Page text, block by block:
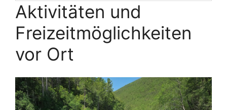
Aktivitäten und
Freizeitmöglichkeiten
vor Ort